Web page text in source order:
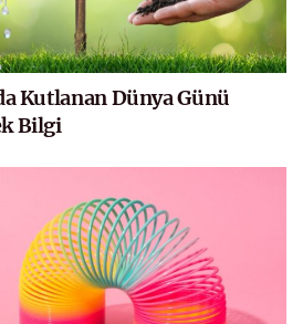
Kutlanan Dünya Günü
Bilgi